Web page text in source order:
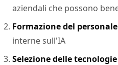
aziendali che possono
Formazione del personale
interne sull'IA
Selezione delle tecnologie